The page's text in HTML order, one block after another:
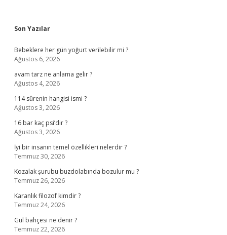
Sidebar
Son Yazılar
Bebeklere her gün yoğurt verilebilir mi ?
Ağustos 6, 2026
avam tarz ne anlama gelir ?
Ağustos 4, 2026
114 sûrenin hangisi ismi ?
Ağustos 3, 2026
16 bar kaç psi’dir ?
Ağustos 3, 2026
İyi bir insanın temel özellikleri nelerdir ?
Temmuz 30, 2026
Kozalak şurubu buzdolabında bozulur mu ?
Temmuz 26, 2026
Karanlık filozof kimdir ?
Temmuz 24, 2026
Gül bahçesi ne denir ?
Temmuz 22, 2026